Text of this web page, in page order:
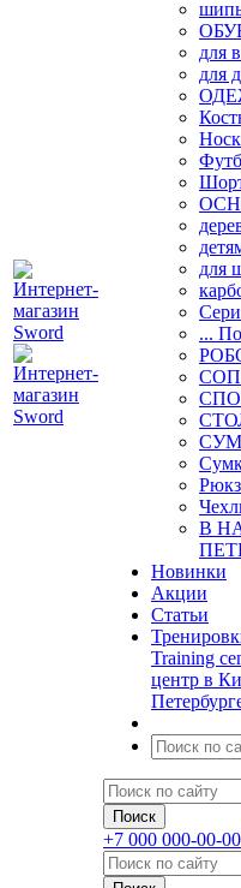
для
для
для
...
В
Новинки
Акции
Статьи
Training
центр в
+7 000 000-00-00